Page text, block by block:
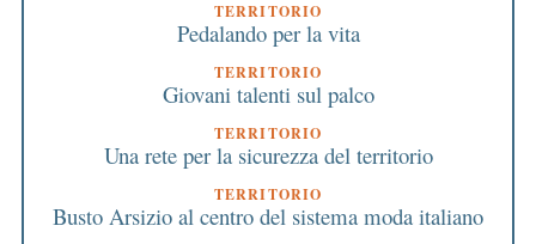
TERRITORIO
Pedalando per la vita
TERRITORIO
Giovani talenti sul palco
TERRITORIO
Una rete per la sicurezza del territorio
TERRITORIO
Busto Arsizio al centro del sistema moda italiano